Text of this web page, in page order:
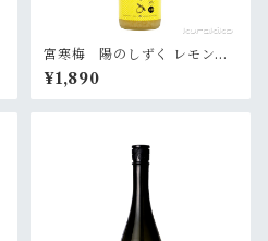
宮寒梅 陽のしずく レモンサ
ワーの素 720ml
¥1,890